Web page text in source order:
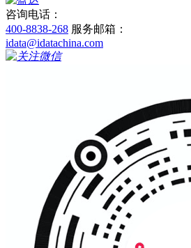
咨询电话：
400-8838-268 服务邮箱：
idata@idatachina.com